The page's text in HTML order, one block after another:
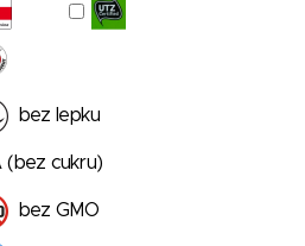
bez lepku
(bez cukru)
bez GMO